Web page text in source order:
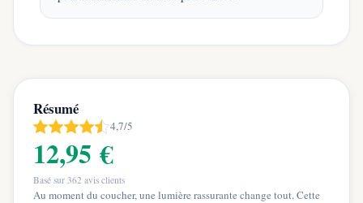
Résumé
4,7/5
12,95 €
Basé sur 362 avis clients
Au moment du coucher, une lumière rassurante change tout. Cette